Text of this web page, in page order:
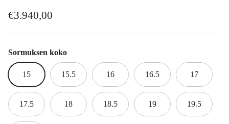
Normaalihinta
€3.940,00
Sormuksen koko
15 15.5 16 16.5 17
17.5 18 18.5 19 19.5